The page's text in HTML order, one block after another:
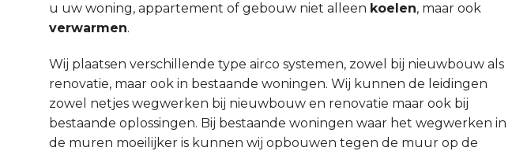
u uw woning, appartement of gebouw niet alleen koelen, maar ook
verwarmen.
Wij plaatsen verschillende type airco systemen, zowel bij nieuwbouw als
renovatie, maar ook in bestaande woningen. Wij kunnen de leidingen
zowel netjes wegwerken bij nieuwbouw en renovatie maar ook bij
bestaande oplossingen. Bij bestaande woningen waar het wegwerken in
de muren moeilijker is kunnen wij opbouwen tegen de muur op de